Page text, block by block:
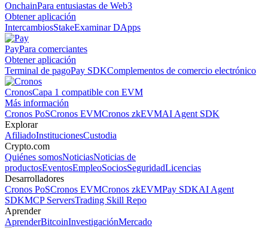
OnchainPara entusiastas de Web3
Obtener aplicación
IntercambiosStakeExaminar DApps
PayPara comerciantes
Obtener aplicación
Terminal de pagoPay SDKComplementos de comercio electrónico
CronosCapa 1 compatible con EVM
Más información
Cronos PoSCronos EVMCronos zkEVMAI Agent SDK
Explorar
AfiliadoInstitucionesCustodia
Crypto.com
Quiénes somosNoticiasNoticias de
productosEventosEmpleoSociosSeguridadLicencias
Desarrolladores
Cronos PoSCronos EVMCronos zkEVMPay SDKAI Agent
SDKMCP ServersTrading Skill Repo
Aprender
AprenderBitcoinInvestigaciónMercado